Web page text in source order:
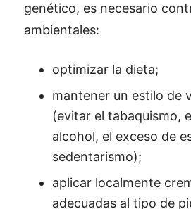
genético, es necesario
ambientales:
optimizar la dieta;
mantener un estilo de
(evitar el tabaquismo,
alcohol, el exceso de
sedentarismo);
aplicar localmente
adecuadas al tipo de